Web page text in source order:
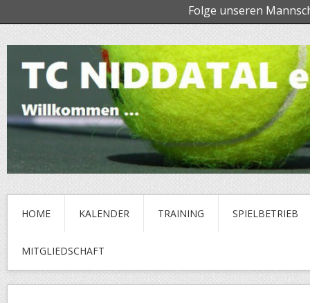
HOME KALENDER TRAINING SPIELBETRIEB
MITGLIEDSCHAFT
Folge unseren